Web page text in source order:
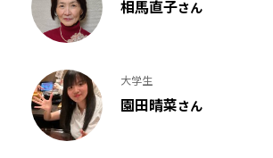
相馬直子さん
大学生
園田晴菜さん